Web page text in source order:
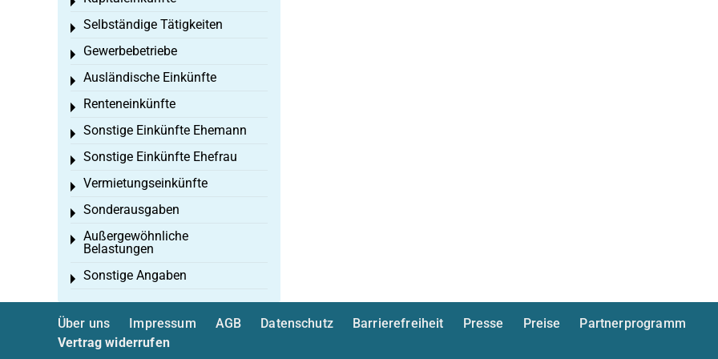
Selbständige Tätigkeiten
Toggle menu
Gewerbebetriebe
Toggle menu
Ausländische Einkünfte
Toggle menu
Renteneinkünfte
Toggle menu
Sonstige Einkünfte Ehemann
Toggle menu
Sonstige Einkünfte Ehefrau
Toggle menu
Vermietungseinkünfte
Toggle menu
Sonderausgaben
Toggle menu
Außergewöhnliche
Belastungen
Toggle menu
Sonstige Angaben
Toggle menu
Über uns Impressum AGB Datenschutz Barrierefreiheit Presse Preise
Partnerprogramm
Vertrag widerrufen